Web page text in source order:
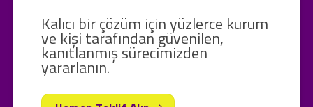
Kalıcı bir çözüm için yüzlerce kurum
ve kişi tarafından güvenilen,
kanıtlanmış sürecimizden
yararlanın.